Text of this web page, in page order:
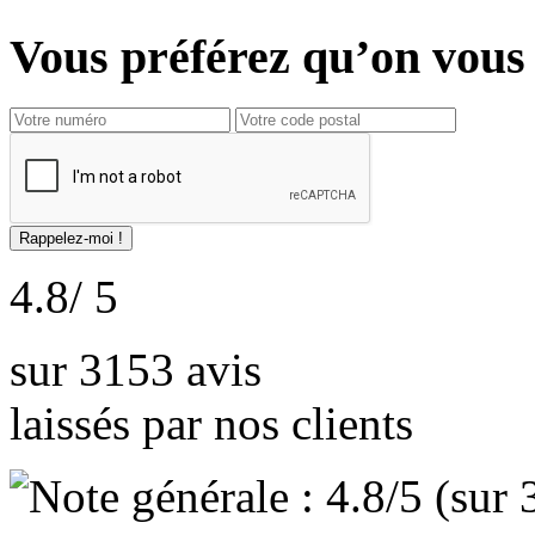
Vous préférez qu’on
4.8/ 5
sur 3153 avis
laissés par nos clients